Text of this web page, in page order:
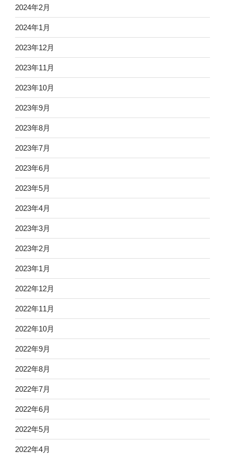
2024年2月
2024年1月
2023年12月
2023年11月
2023年10月
2023年9月
2023年8月
2023年7月
2023年6月
2023年5月
2023年4月
2023年3月
2023年2月
2023年1月
2022年12月
2022年11月
2022年10月
2022年9月
2022年8月
2022年7月
2022年6月
2022年5月
2022年4月